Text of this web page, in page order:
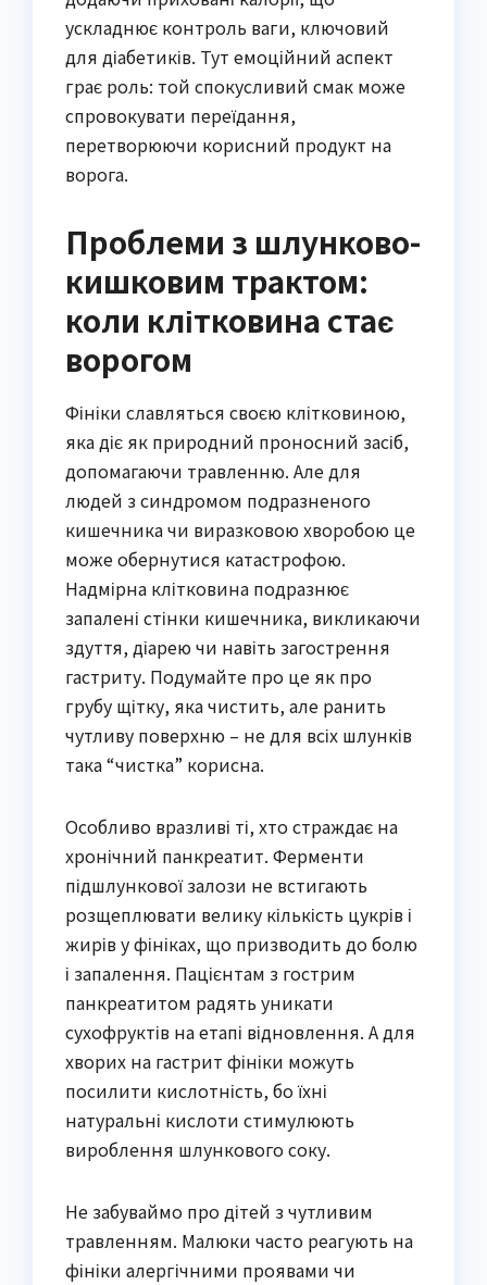
ускладнює контроль ваги, ключовий
для діабетиків. Тут емоційний аспект
грає роль: той спокусливий смак може
спровокувати переїдання,
перетворюючи корисний продукт на
ворога.
Проблеми з шлунково-
кишковим трактом:
коли клітковина стає
ворогом
Фініки славляться своєю клітковиною,
яка діє як природний проносний засіб,
допомагаючи травленню. Але для
людей з синдромом подразненого
кишечника чи виразковою хворобою це
може обернутися катастрофою.
Надмірна клітковина подразнює
запалені стінки кишечника, викликаючи
здуття, діарею чи навіть загострення
гастриту. Подумайте про це як про
грубу щітку, яка чистить, але ранить
чутливу поверхню – не для всіх шлунків
така “чистка” корисна.
Особливо вразливі ті, хто страждає на
хронічний панкреатит. Ферменти
підшлункової залози не встигають
розщеплювати велику кількість цукрів і
жирів у фініках, що призводить до болю
і запалення. Пацієнтам з гострим
панкреатитом радять уникати
сухофруктів на етапі відновлення. А для
хворих на гастрит фініки можуть
посилити кислотність, бо їхні
натуральні кислоти стимулюють
вироблення шлункового соку.
Не забуваймо про дітей з чутливим
травленням. Малюки часто реагують на
фініки алергічними проявами чи